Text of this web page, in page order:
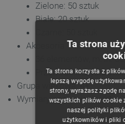
Zielone: 50 sztuk
Białe: 20 sztuk
Akcesoria
36 elementów, m. in.
Przewodnik
Grupa wiekowa: 4+
Wymiary opakowania: 29 x
Ta strona
Ta strona korzysta z
lepszą wygodę
strony, wyrażasz zgodę
wszystkich plików cookie
naszej polityki
użytkowników i pliki